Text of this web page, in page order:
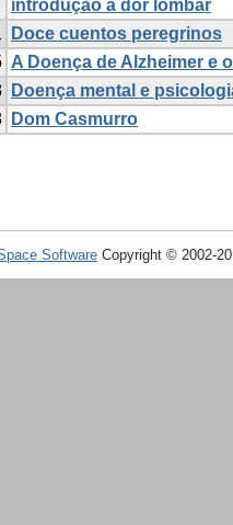
introdução à dor lombar
Doce cuentos peregrinos
A Doença de Alzheimer e
Doença mental e
Dom Casmurro
Software Copyright © 2002-